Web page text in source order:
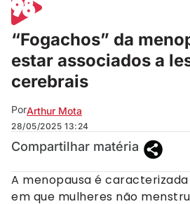
“Fogachos” da
estar associados a
cerebrais
PorArthur Mota
28/05/2025 13:24
Compartilhar matéria
A menopausa é
em que mulheres não